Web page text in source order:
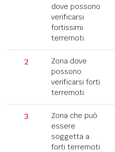
dove possono
verificarsi
fortissimi
terremoti.
2
Zona dove
possono
verificarsi forti
terremoti.
3
Zona che può
essere
soggetta a
forti terremoti